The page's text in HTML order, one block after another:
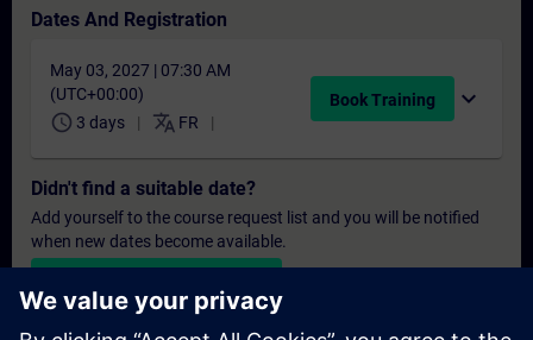
Dates And Registration
May 03, 2027 | 07:30 AM
(UTC+00:00)
schedule 3 days translate FR
Book Training expand_more
Didn't find a suitable date?
Add yourself to the course request list and you will be notified
when new dates become available.